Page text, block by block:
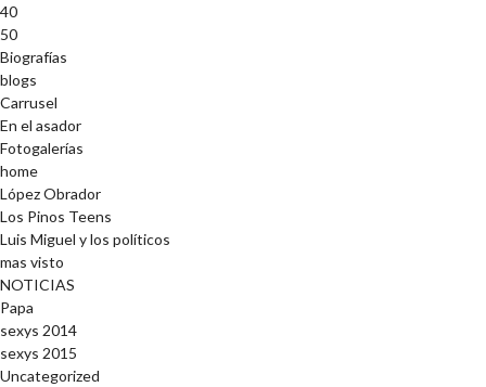
40
50
Biografías
blogs
Carrusel
En el asador
Fotogalerías
home
López Obrador
Los Pinos Teens
Luis Miguel y los políticos
mas visto
NOTICIAS
Papa
sexys 2014
sexys 2015
Uncategorized